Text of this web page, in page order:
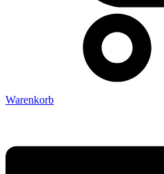
Warenkorb